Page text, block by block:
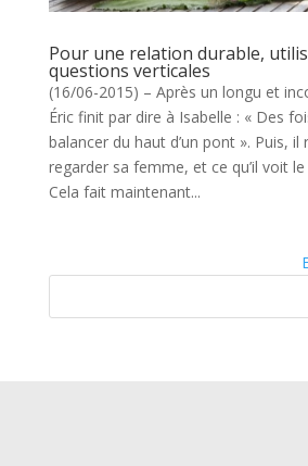
Pour une relation durable,
questions verticales
(16/06-2015) – Après un longu et
Éric finit par dire à Isabelle : « Des
balancer du haut d’un pont ». Puis,
regarder sa femme, et ce qu’il voit
Cela fait maintenant...